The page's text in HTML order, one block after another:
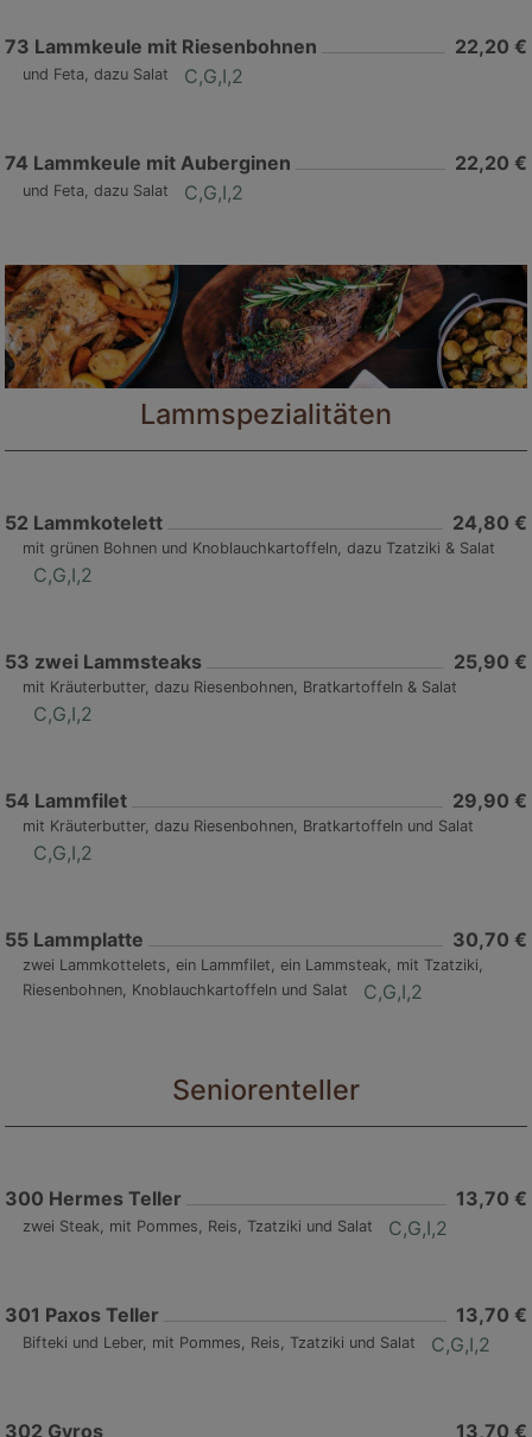
73 Lammkeule mit Riesenbohnen 22,20 €
und Feta, dazu Salat C,G,I,2
74 Lammkeule mit Auberginen 22,20 €
und Feta, dazu Salat C,G,I,2
Lammspezialitäten
52 Lammkotelett 24,80 €
mit grünen Bohnen und Knoblauchkartoffeln, dazu Tzatziki & Salat
C,G,I,2
53 zwei Lammsteaks 25,90 €
mit Kräuterbutter, dazu Riesenbohnen, Bratkartoffeln & Salat
C,G,I,2
54 Lammfilet 29,90 €
mit Kräuterbutter, dazu Riesenbohnen, Bratkartoffeln und Salat
C,G,I,2
55 Lammplatte 30,70 €
zwei Lammkottelets, ein Lammfilet, ein Lammsteak, mit Tzatziki,
Riesenbohnen, Knoblauchkartoffeln und Salat
C,G,I,2
Seniorenteller
300 Hermes Teller 13,70 €
zwei Steak, mit Pommes, Reis, Tzatziki und Salat C,G,I,2
301 Paxos Teller 13,70 €
Bifteki und Leber, mit Pommes, Reis, Tzatziki und Salat C,G,I,2
302 Gyros 13,70 €